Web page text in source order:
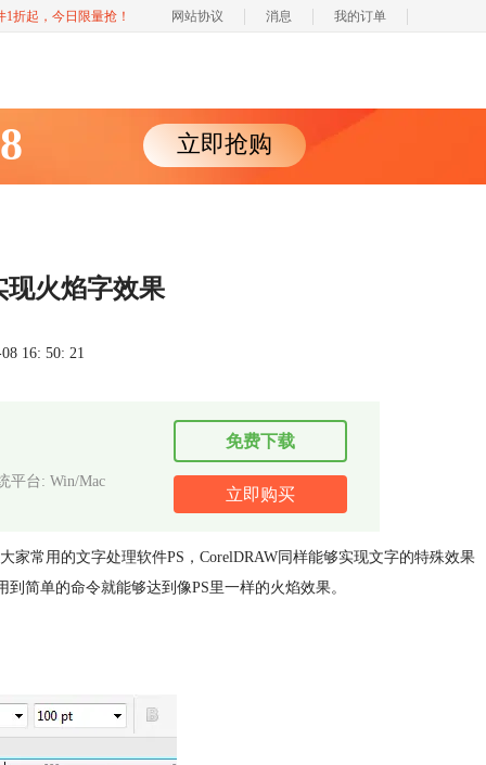
折起，今日限量抢！ 网站协议 消息 我的订单
立即抢购
现火焰字效果
16: 50: 21
平台: Win/Mac
免费下载
立即购买
常用的文字处理软件PS，CorelDRAW同样能够实现文字的特殊效果
到简单的命令就能够达到像PS里一样的火焰效果。